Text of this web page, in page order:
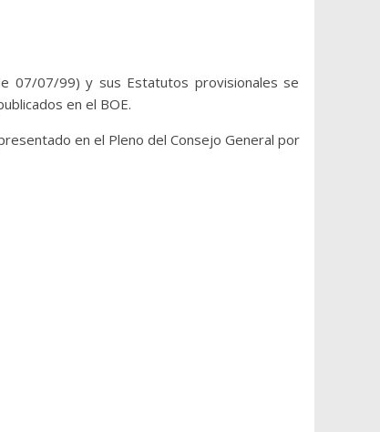
07/07/99) y sus Estatutos provisionales se
en el BOE.
en el Pleno del Consejo General por